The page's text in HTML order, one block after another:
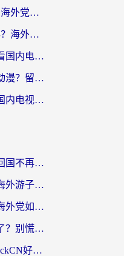
在国外如何登录12123？海外党必备的回国加速实用指南
国外登录不了交管12123？海外华人亲测有效的回国加速器选择指南
海外党必看：在国外想看国内电视剧用什么软件？3步解决地域限制
怎么在海外看哔哩哔哩动漫？留学生亲测有效的回国加速方案
在国外什么网站可以看国内电视剧？留学生亲测的追剧自由指南
海外党必看：在线翻墙回国不再难！教你选对加速器无缝刷国内资源
云极和六毫秒好用吗？海外游子解锁国内资源的真实答案
Ubuntu翻墙回国攻略：海外党如何选对加速器，无缝刷国内剧玩游戏？
归雁加速器怎么用不了了？别慌，这篇指南教你如何丝滑“回家”
海外党必看：斧牛和ChickCN好用吗？3款热门加速器实测+番茄加速器深度体验